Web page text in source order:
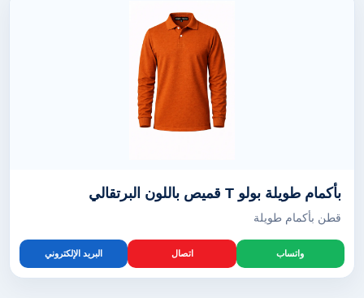
بأكمام طويلة بولو T قميص باللون البرتقالي
قطن بأكمام طويلة
واتساب اتصال البريد الإلكتروني